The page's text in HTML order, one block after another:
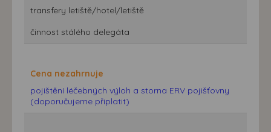
transfery letiště/hotel/letiště
činnost stálého delegáta
Cena nezahrnuje
pojištění léčebných výloh a storna ERV pojišťovny
(doporučujeme připlatit)